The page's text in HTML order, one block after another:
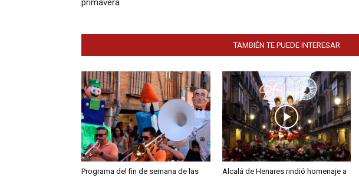
primavera
TAMBIÉN TE PUEDE INTERESAR
Programa del fin de semana de las
Alcalá de Henares rindió homenaje a